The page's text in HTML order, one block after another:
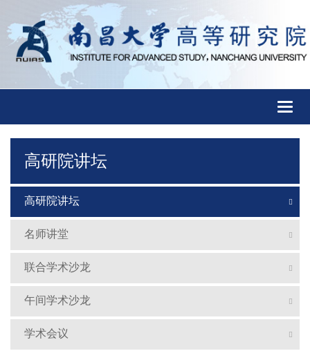
高研院讲坛
高研院讲坛
名师讲堂
联合学术沙龙
午间学术沙龙
学术会议